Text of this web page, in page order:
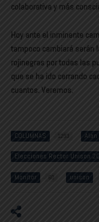
colaborativa y más
Hoy ante el inminente
tampoco cambiará serán
rojinegras por todas las
que se ha ido cerrando
cuantos. Veremos.
COLUMNAS 1293 Alan
Elecciones Rector Unison
Monitor 60 unison